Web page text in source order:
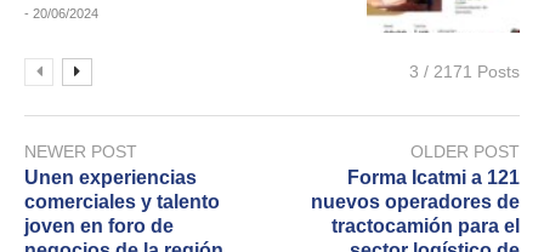
- 20/06/2024
3 / 2171 Posts
NEWER POST
Unen experiencias
comerciales y talento
joven en foro de
OLDER POST
Forma Icatmi a 121
nuevos operadores de
tractocamión para el